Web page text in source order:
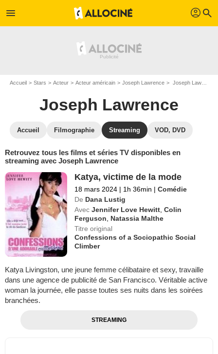
menu profil search
Accueil Stars Acteur Acteur américain Joseph Lawrence Joseph Lawrence : Films et séries online
Joseph Lawrence
Accueil Filmographie Streaming VOD, DVD
Retrouvez tous les films et séries TV disponibles en
streaming avec Joseph Lawrence
Katya, victime de la mode
18 mars 2024 | 1h 36min | Comédie
De Dana Lustig
Avec Jennifer Love Hewitt ,Colin
Ferguson
Natassia Malthe
Titre original
Confessions of a Sociopathic Social
Climber
Katya Livingston, une jeune femme célibataire et sexy, travaille
dans une agence de publicité de San Francisco. Véritable active
woman la journée, elle passe toutes ses nuits dans les soirées
branchées.
STREAMING